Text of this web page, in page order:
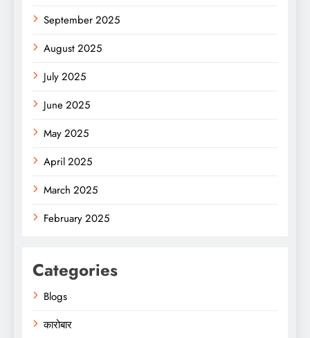
September 2025
August 2025
July 2025
June 2025
May 2025
April 2025
March 2025
February 2025
Categories
Blogs
कारोबार